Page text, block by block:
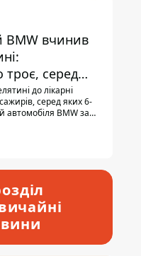
BMW вчинив
троє, серед
до лікарні
серед яких 6-
автомобіля BMW за